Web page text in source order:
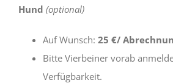
Hund (optional)
Auf Wunsch: 25 €/
Bitte Vierbeiner vorab
Verfügbarkeit.